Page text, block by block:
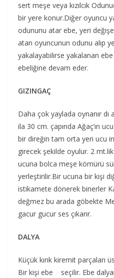
sert meşe veya kızılcık
bir yere konur.Diğer oyuncu
odununu atar ebe, yeri
atan oyuncunun odunu alıp
yakalayabilirse yakalanan
ebeliğine devam eder.
GIZINGAÇ
Daha çok yaylada oynanır dı
ila 30 cm. çapında Ağaç’ın
bir direğin tam orta yeri ucu
girecek şekilde oyulur. 2
ucuna bolca meşe kömürü
yerleştirilir.Bir ucuna bir kişi
istikamete dönerek binerler
değmez bu arada göbekte
gacur gucur ses çıkarır.
DALYA
Küçük kırık kiremit parçaları
Bir kişi ebe seçilir. Ebe